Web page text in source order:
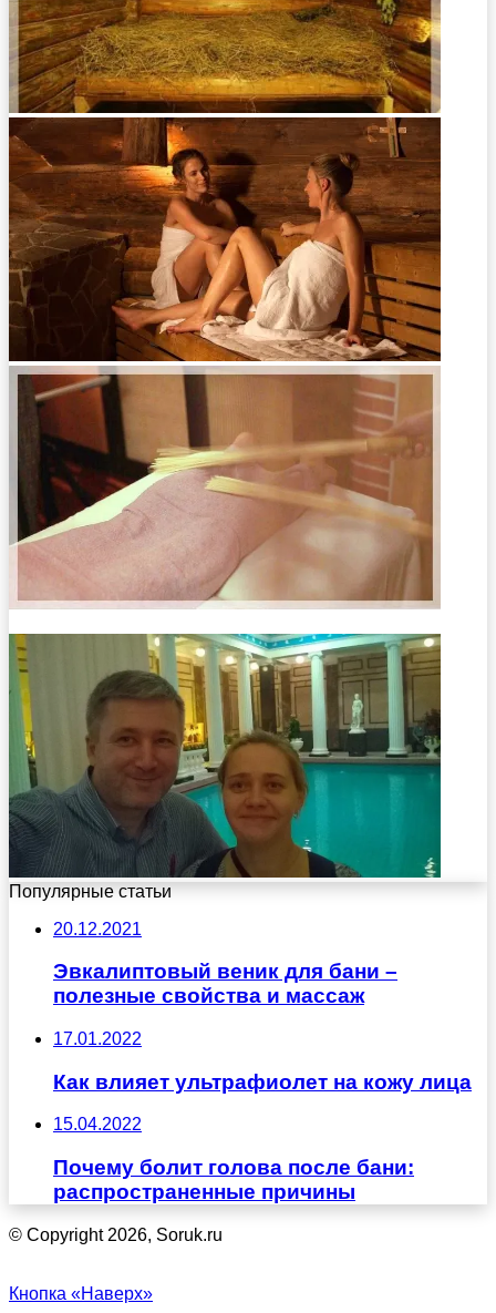
Популярные статьи
20.12.2021
Эвкалиптовый веник для бани –
полезные свойства и массаж
17.01.2022
Как влияет ультрафиолет на кожу лица
15.04.2022
Почему болит голова после бани:
распространенные причины
© Copyright 2026, Soruk.ru
Кнопка «Наверх»